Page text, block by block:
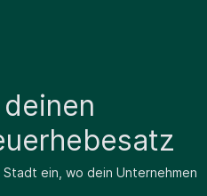
ein, wo dein Unternehmen